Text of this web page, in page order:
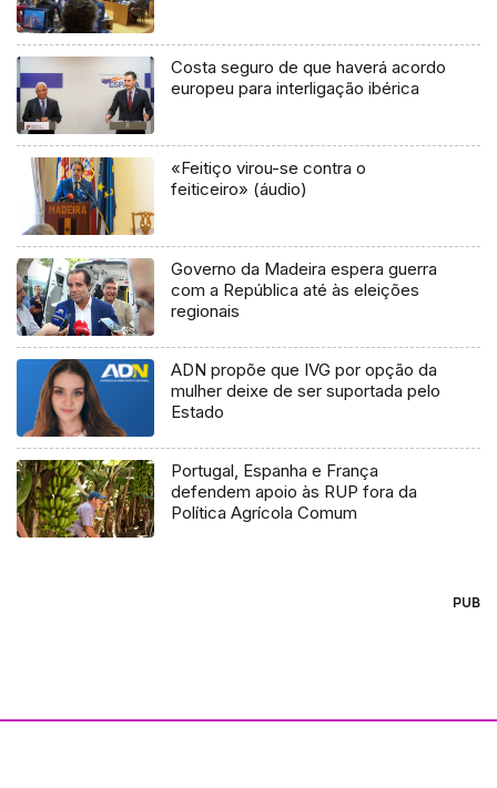
Costa seguro de que haverá acordo
europeu para interligação ibérica
«Feitiço virou-se contra o
feiticeiro» (áudio)
Governo da Madeira espera guerra
com a República até às eleições
regionais
ADN propõe que IVG por opção da
mulher deixe de ser suportada pelo
Estado
Portugal, Espanha e França
defendem apoio às RUP fora da
Política Agrícola Comum
PUB